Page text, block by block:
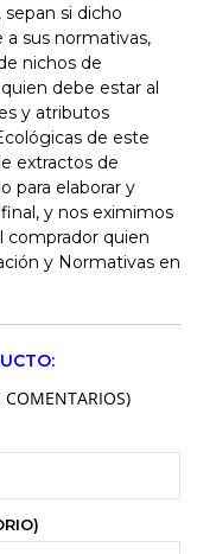
si dicho
sus normativas,
nichos de
debe estar al
y atributos
de este
extractos de
para elaborar y
y nos eximimos
comprador quien
y Normativas en
COMENTARIOS)